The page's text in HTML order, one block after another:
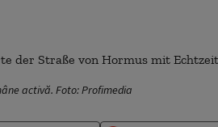
activă. Foto: Profimedia